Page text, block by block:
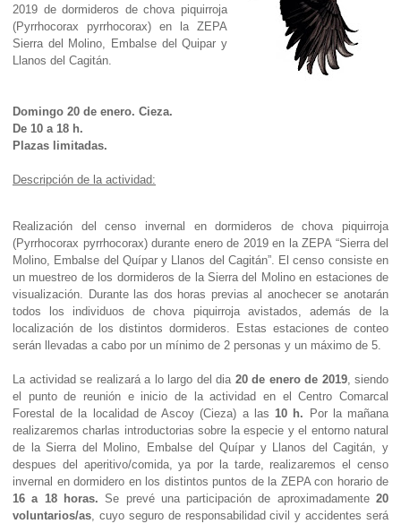
2019 de dormideros de chova piquirroja
(Pyrrhocorax pyrrhocorax) en la ZEPA
Sierra del Molino, Embalse del Quipar y
Llanos del Cagitán.
Domingo 20 de enero. Cieza.
De 10 a 18 h.
Plazas limitadas.
Descripción de la actividad:
Realización del censo invernal en dormideros de chova piquirroja
(Pyrrhocorax pyrrhocorax) durante enero de 2019 en la ZEPA “Sierra del
Molino, Embalse del Quípar y Llanos del Cagitán”. El censo consiste en
un muestreo de los dormideros de la Sierra del Molino en estaciones de
visualización. Durante las dos horas previas al anochecer se anotarán
todos los individuos de chova piquirroja avistados, además de la
localización de los distintos dormideros. Estas estaciones de conteo
serán llevadas a cabo por un mínimo de 2 personas y un máximo de 5.
La actividad se realizará a lo largo del dia 20 de enero de 2019, siendo
el punto de reunión e inicio de la actividad en el Centro Comarcal
Forestal de la localidad de Ascoy (Cieza) a las10 h. Por la mañana
realizaremos charlas introductorias sobre la especie y el entorno natural
de la Sierra del Molino, Embalse del Quípar y Llanos del Cagitán, y
despues del aperitivo/comida, ya por la tarde, realizaremos el censo
invernal en dormidero en los distintos puntos de la ZEPA con horario de
16 a 18 horas. Se prevé una participación de aproximadamente20
voluntarios/as, cuyo seguro de responsabilidad civil y accidentes será